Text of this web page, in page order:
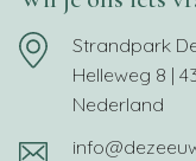
Strandpark
Helleweg 8 |
Nederland